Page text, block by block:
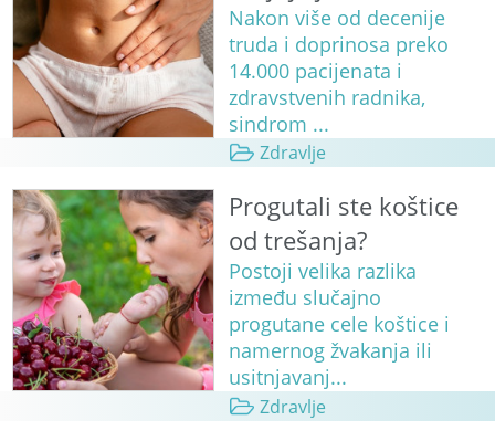
Nakon više od decenije
truda i doprinosa preko
14.000 pacijenata i
zdravstvenih radnika,
sindrom ...
Zdravlje
Progutali ste koštice
od trešanja?
Postoji velika razlika
između slučajno
progutane cele koštice i
namernog žvakanja ili
usitnjavanj...
Zdravlje